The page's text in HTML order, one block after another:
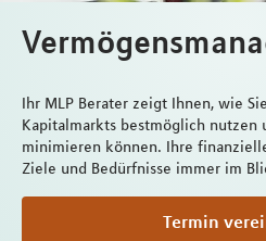
Ihr MLP Berater zeigt Ihnen, wie
Kapitalmarkts bestmöglich nutzen
minimieren können. Ihre
Ziele und Bedürfnisse immer im
Termin